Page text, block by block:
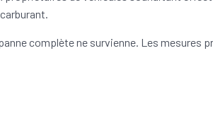
panne complète ne survienne. Les mesures